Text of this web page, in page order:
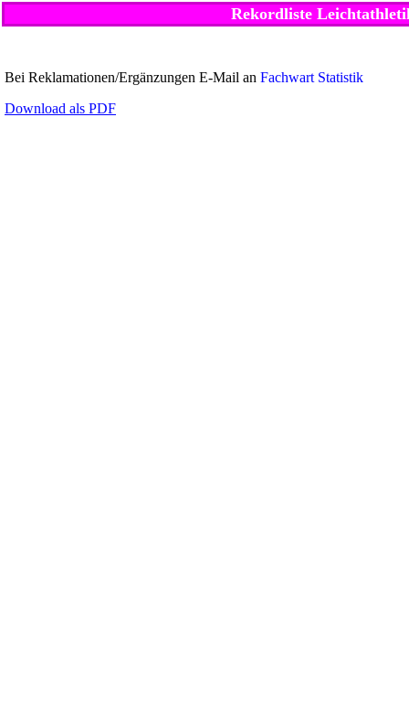
Rekordliste
Bei Reklamationen/Ergänzungen E-Mail an Fachwart Statistik
Download als PDF